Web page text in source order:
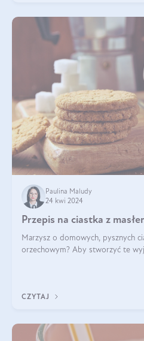
Paulina Maludy
24 kwi 2024
Przepis na ciastka z
Marzysz o domowych, pysznych
orzechowym? Aby stworzyć te
CZYTAJ